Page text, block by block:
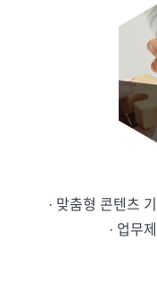
· 맞춤형 콘텐츠
· 업무